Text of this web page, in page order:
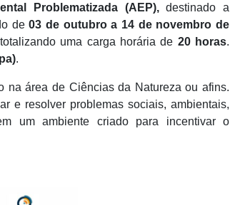
Problematizada (AEP),destinado a
de03 de outubro a 14 de novembro de
uma carga horária de 20 horas.
.
na área de Ciências da Natureza ou afins.
e resolver problemas sociais, ambientais,
um ambiente criado para incentivar o